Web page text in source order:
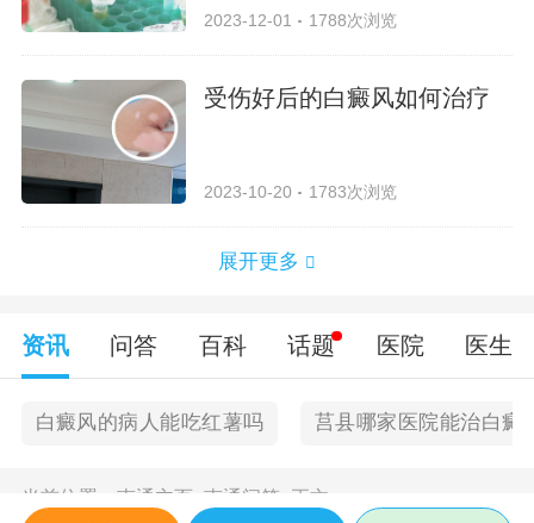
2023-12-01 1788次浏览
受伤好后的白癜风如何治疗
2023-10-20 1783次浏览
展开更多
资讯 问答 百科 话题 医院 医生
白癜风的病人能吃红薯吗 莒县哪家医院能治白癜
当前位置： 南通主页> 南通问答> 正文